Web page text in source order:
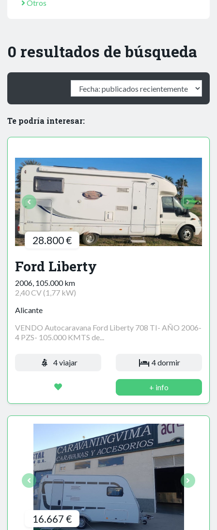
Otros
0 resultados de búsqueda
Te podría interesar:
28.800 €
Ford Liberty
2006, 105.000 km
2,40 CV (1,77 kW)
Alicante
VENDO Autocaravana Ford Liberty 708 TI- AÑO 2006-
4 PZS- 105.000 KMTS de...
4 viajar 4 dormir
+ info
16.667 €